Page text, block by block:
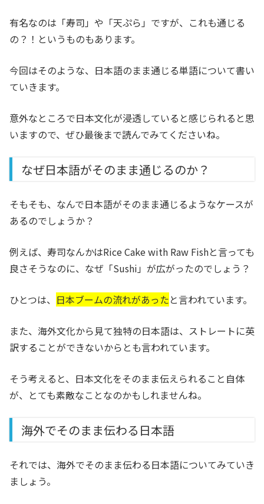
有名なのは「寿司」や「天ぷら」ですが、これも通じる
の？！というものもあります。
今回はそのような、日本語のまま通じる単語について書い
ていきます。
意外なところで日本文化が浸透していると感じられると思
いますので、ぜひ最後まで読んでみてくださいね。
なぜ日本語がそのまま通じるのか？
そもそも、なんで日本語がそのまま通じるようなケースが
あるのでしょうか？
例えば、寿司なんかはRice Cake with Raw Fishと言っても
良さそうなのに、なぜ「Sushi」が広がったのでしょう？
ひとつは、 日本ブームの流れがあったと言われています。
また、海外文化から見て独特の日本語は、ストレートに英
訳することができないからとも言われています。
そう考えると、日本文化をそのまま伝えられること自体
が、とても素敵なことなのかもしれませんね。
海外でそのまま伝わる日本語
それでは、海外でそのまま伝わる日本語についてみていき
ましょう。